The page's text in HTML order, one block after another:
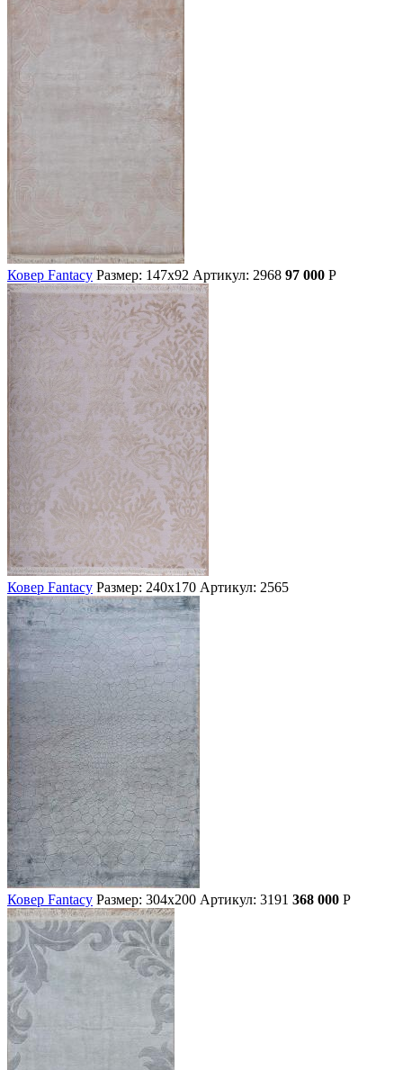
Ковер Fantacy Размер: 147х92 Артикул: 2968 97 000 Р
Ковер Fantacy Размер: 240х170 Артикул: 2565
Ковер Fantacy Размер: 304х200 Артикул: 3191 368 000 Р